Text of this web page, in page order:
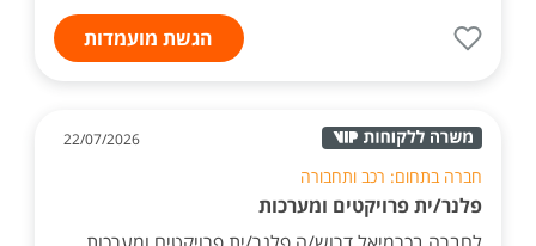
הגשת מועמדות
22/07/2026
חברה בתחום: רכב ותחבורה
פלנר/ית פרויקטים ומערכות